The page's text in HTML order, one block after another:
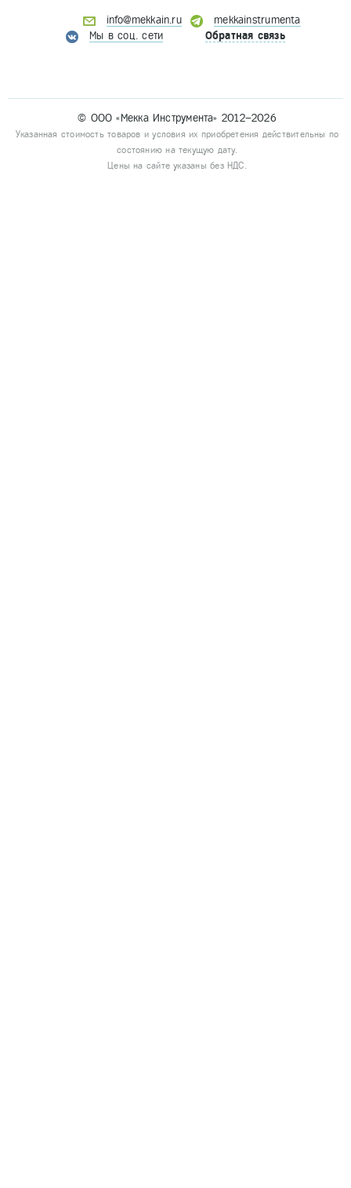
info@mekkain.ru
mekkainstrumenta
Мы в соц. сети
Обратная связь
© ООО «Мекка Инструмента» 2012–2026
Указанная стоимость товаров и условия их приобретения действительны по
состоянию на текущую дату.
Цены на сайте указаны без НДС.